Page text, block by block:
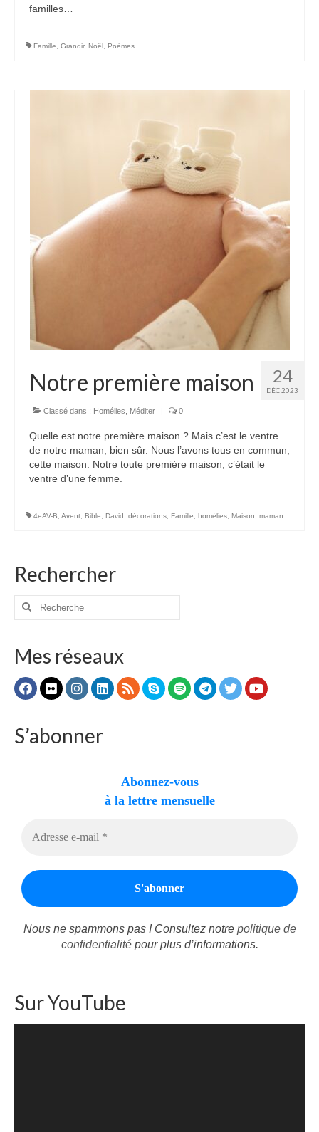
familles…
Famille Grandir, Noël Poèmes
24
DÉC 2023
Notre première maison
Classé dans : Homélies Méditer | 0
Quelle est notre première maison ? Mais c’est le ventre
de notre maman, bien sûr. Nous l’avons tous en commun,
cette maison. Notre toute première maison, c’était le
ventre d’une femme.
4eAV-B Avent Bible David décorations Famille homélies Maison maman
Rechercher
Rechercher
Mes réseaux
S’abonner
Abonnez-vous
à la lettre mensuelle
Nous ne spammons pas ! Consultez notre politique de
confidentialitépour plus d’informations.
Sur YouTube